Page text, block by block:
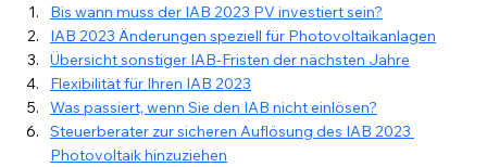
Bis wann muss der IAB 2023 PV investiert sein?
IAB 2023 Änderungen speziell für Photovoltaikanlagen
Übersicht sonstiger IAB-Fristen der nächsten Jahre
Flexibilität für Ihren IAB 2023
Was passiert, wenn Sie den IAB nicht einlösen?
Steuerberater zur sicheren Auflösung des IAB 2023
Photovoltaik hinzuziehen